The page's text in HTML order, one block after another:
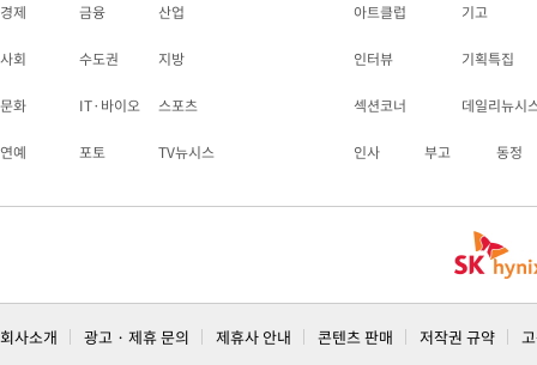
경제 금융 산업
사회 수도권 지방
문화 IT·바이오 스포츠
연예 포토 TV뉴시스
아트클럽 기고
인터뷰 기획특집
섹션코너 데일리뉴시
인사 부고 동정
회사소개 광고 · 제휴 문의 제휴사 안내 콘텐츠 판매 저작권 규약